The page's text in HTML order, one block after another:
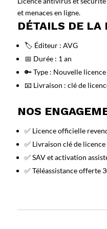
et menaces en ligne.
DÉTAILS DE LA
🏷️ Éditeur : AVG
📅 Durée : 1 an
🔑 Type : Nouvelle licence
📧 Livraison : clé de
NOS
✅ Licence officielle
✅ Livraison clé de
✅ SAV et activation
✅ Téléassistance offerte